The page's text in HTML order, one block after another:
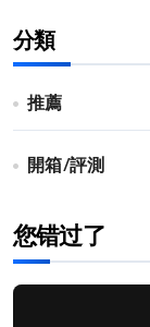
分類
推薦
開箱/評測
您错过了